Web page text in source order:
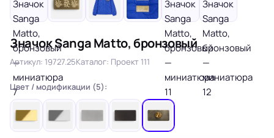
Значок Sanga Matto, бронзовый
Артикул: 19727.25Каталог: Проект 111
Цвет / модификации (5):